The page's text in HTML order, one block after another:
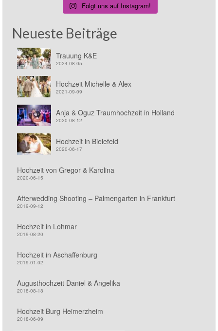
Folgt uns auf Instagram!
Neueste Beiträge
Trauung K&E
2024-08-05
Hochzeit Michelle & Alex
2021-09-09
Anja & Oguz Traumhochzeit in Holland
2020-08-12
Hochzeit in Bielefeld
2020-06-17
Hochzeit von Gregor & Karolina
2020-06-15
Afterwedding Shooting – Palmengarten in Frankfurt
2019-09-12
Hochzeit in Lohmar
2019-08-20
Hochzeit in Aschaffenburg
2019-01-02
Augusthochzeit Daniel & Angelika
2018-08-18
Hochzeit Burg Heimerzheim
2018-06-09